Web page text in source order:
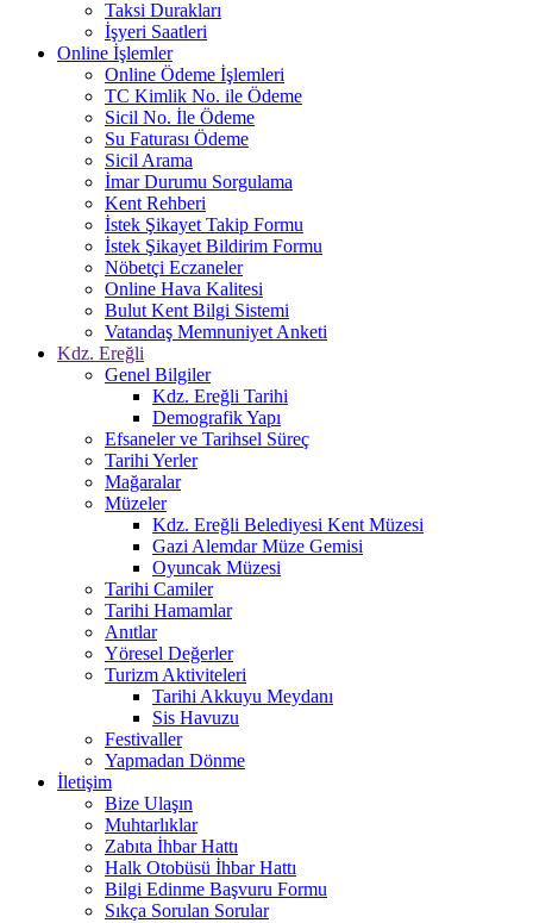
Taksi Durakları
İşyeri Saatleri
Online İşlemler
Online Ödeme İşlemleri
TC Kimlik No. ile Ödeme
Sicil No. İle Ödeme
Su Faturası Ödeme
Sicil Arama
İmar Durumu Sorgulama
Kent Rehberi
İstek Şikayet Takip Formu
İstek Şikayet Bildirim Formu
Nöbetçi Eczaneler
Online Hava Kalitesi
Bulut Kent Bilgi Sistemi
Vatandaş Memnuniyet Anketi
Kdz. Ereğli
Genel Bilgiler
Kdz. Ereğli Tarihi
Demografik Yapı
Efsaneler ve Tarihsel Süreç
Tarihi Yerler
Mağaralar
Müzeler
Kdz. Ereğli Belediyesi Kent Müzesi
Gazi Alemdar Müze Gemisi
Oyuncak Müzesi
Tarihi Camiler
Tarihi Hamamlar
Anıtlar
Yöresel Değerler
Turizm Aktiviteleri
Tarihi Akkuyu Meydanı
Sis Havuzu
Festivaller
Yapmadan Dönme
İletişim
Bize Ulaşın
Muhtarlıklar
Zabıta İhbar Hattı
Halk Otobüsü İhbar Hattı
Bilgi Edinme Başvuru Formu
Sıkça Sorulan Sorular